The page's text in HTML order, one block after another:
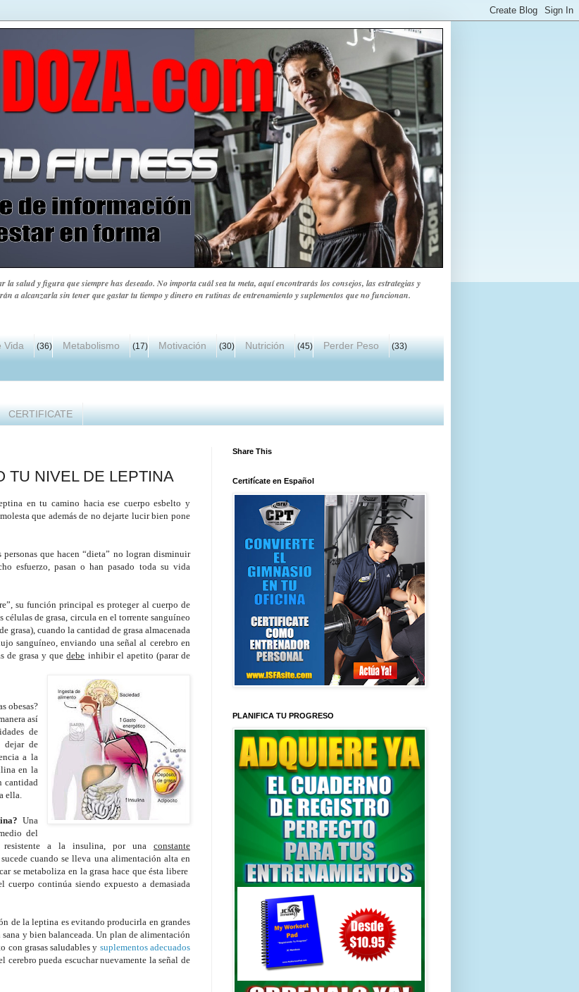
la salud y figura que siempre has deseado. No importa cuál sea tu meta, aquí encontrarás los consejos, las estrategias y
a alcanzarla sin tener que gastar tu tiempo y dinero en rutinas de entrenamiento y suplementos que no funcionan.
Vida (36) Metabolismo (17) Motivación (30) Nutrición (45) Perder Peso (33)
CERTIFICATE
TU NIVEL DE LEPTINA
en tu camino hacia ese cuerpo esbelto y
que además de no dejarte lucir bien pone
que hacen “dieta” no logran disminuir
esfuerzo, pasan o han pasado toda su vida
su función principal es proteger al cuerpo de
de grasa, circula en el torrente sanguíneo
grasa), cuando la cantidad de grasa almacenada
sanguíneo, enviando una señal al cerebro en
de grasa y quedebe inhibir el apetito (parar de
obesas?
así
de
dejar de
a la
en la
cantidad
ella.
Una
del
resistente a la insulina, por una constante
cuando se lleva una alimentación alta en
se metaboliza en la grasa hace que ésta libere
continúa siendo expuesto a demasiada
de la leptina es evitando producirla en grandes
y bien balanceada. Un plan de alimentación
con grasas saludables y suplementos adecuados
pueda escuchar nuevamente la señal de
Share This
Certifícate en Español
PLANIFICA TU PROGRESO